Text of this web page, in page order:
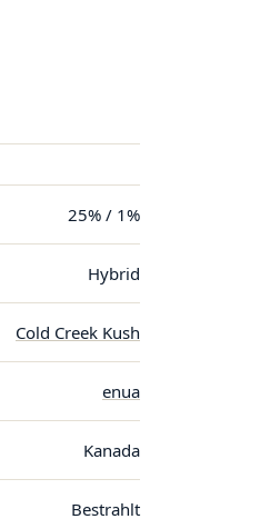
25% / 1%
Hybrid
Cold Creek Kush
enua
Kanada
Bestrahlt